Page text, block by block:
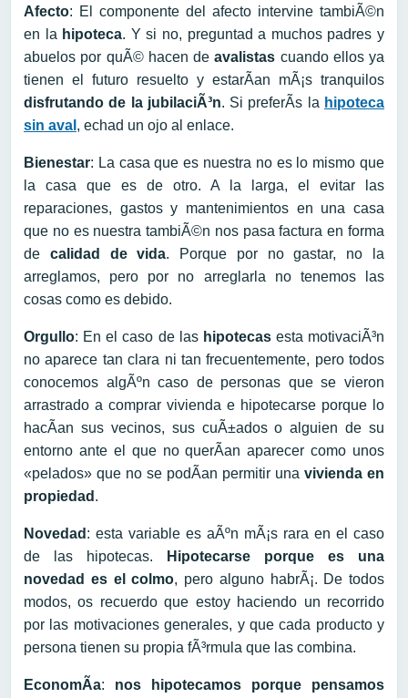
Afecto: El componente del afecto intervine tambiÃ©n
en la hipoteca. Y si no, preguntad a muchos padres y
abuelos por quÃ© hacen deavalistas cuando ellos ya
tienen el futuro resuelto y estarÃ­an mÃ¡s tranquilos
disfrutando de la jubilaciÃ³n. Si preferÃ­s la hipoteca
sin aval , echad un ojo al enlace.
Bienestar: La casa que es nuestra no es lo mismo que
la casa que es de otro. A la larga, el evitar las
reparaciones, gastos y mantenimientos en una casa
que no es nuestra tambiÃ©n nos pasa factura en forma
de calidad de vida. Porque por no gastar, no la
arreglamos, pero por no arreglarla no tenemos las
cosas como es debido.
Orgullo: En el caso de lashipotecasesta motivaciÃ³n
no aparece tan clara ni tan frecuentemente, pero todos
conocemos algÃºn caso de personas que se vieron
arrastrado a comprar vivienda e hipotecarse porque lo
hacÃ­an sus vecinos, sus cuÃ±ados o alguien de su
entorno ante el que no querÃ­an aparecer como unos
«pelados» que no se podÃ­an permitir una vivienda en
propiedad .
Novedad : esta variable es aÃºn mÃ¡s rara en el caso
de las hipotecas.
Hipotecarse porque es una
novedad es el colmo, pero alguno habrÃ¡. De todos
modos, os recuerdo que estoy haciendo un recorrido
por las motivaciones generales, y que cada producto y
persona tienen su propia fÃ³rmula que las combina.
EconomÃ­a: nos hipotecamos porque pensamos